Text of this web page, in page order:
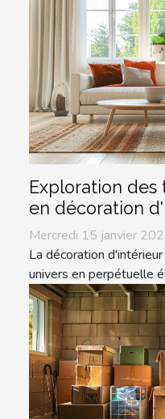
Exploration
en décoration
Mercredi 15 janvier
La décoration
univers en perpétuelle